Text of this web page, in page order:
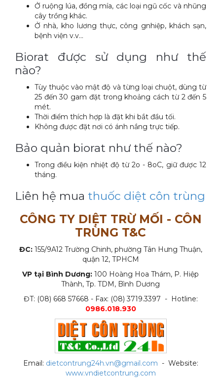
Ở ruộng lúa, đồng mía, các loại ngũ cốc và nhũng
cây trồng khác.
Ở nhà, kho lương thực, công gnhiệp, khách sạn,
bệnh viện v.v...
Biorat được sử dụng như thế
nào?
Tùy thuộc vào mật độ và từng loại chuột, dùng từ
25 đến 30 gam đặt trong khoảng cách từ 2 đến 5
mét.
Thời điểm thích hợp là đặt khi bắt đầu tối.
Không được đặt nơi có ánh nắng trực tiếp.
Bảo quản biorat như thế nào?
Trong điều kiện nhiệt độ từ 2o - 8oC, giữ được 12
tháng.
Liên hệ mua thuốc diệt côn trùng
CÔNG TY DIỆT TRỪ MỐI - CÔN
TRÙNG T&C
ĐC:155/9A12 Trường Chinh, phường Tân Hưng Thuận,
quận 12, TPHCM
VP tại Bình Dương: 100 Hoàng Hoa Thám, P. Hiệp
Thành, Tp. TDM, Bình Dương
ĐT: (08) 668 57668 - Fax: (08) 3719.3397 - Hotline:
0986.018.930
Email: dietcontrung24h.vn@gmail.com - Website:
www.vndietcontrung.com